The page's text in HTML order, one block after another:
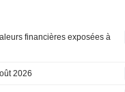
financières exposées à
2026